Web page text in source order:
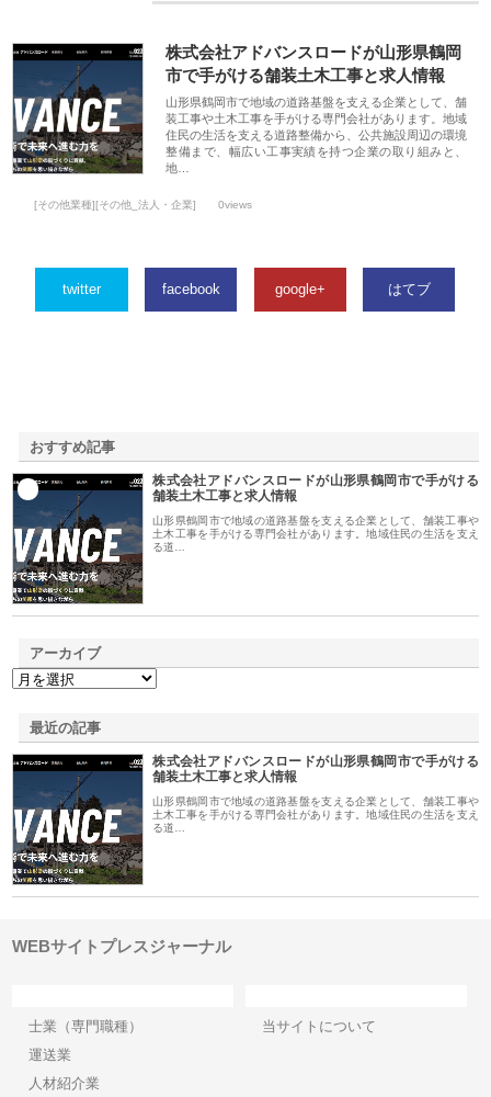
株式会社アドバンスロードが山形県鶴岡
市で手がける舗装土木工事と求人情報
山形県鶴岡市で地域の道路基盤を支える企業として、舗
装工事や土木工事を手がける専門会社があります。地域
住民の生活を支える道路整備から、公共施設周辺の環境
整備まで、幅広い工事実績を持つ企業の取り組みと、
地…
[その他業種][その他_法人・企業] 0views
twitter facebook google+ はてブ
おすすめ記事
株式会社アドバンスロードが山形県鶴岡市で手がける
舗装土木工事と求人情報
山形県鶴岡市で地域の道路基盤を支える企業として、舗装工事や
土木工事を手がける専門会社があります。地域住民の生活を支え
る道…
アーカイブ
最近の記事
株式会社アドバンスロードが山形県鶴岡市で手がける
舗装土木工事と求人情報
山形県鶴岡市で地域の道路基盤を支える企業として、舗装工事や
土木工事を手がける専門会社があります。地域住民の生活を支え
る道…
WEBサイトプレスジャーナル
士業（専門職種）
運送業
人材紹介業
当サイトについて